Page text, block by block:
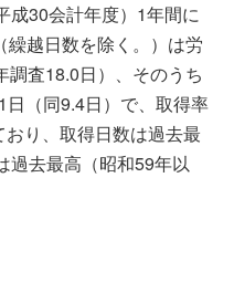
30会計年度）1年間に
越日数を除く。）は労
査18.0日）、そのうち
（同9.4日）で、取得率
り、取得日数は過去最
過去最高（昭和59年以